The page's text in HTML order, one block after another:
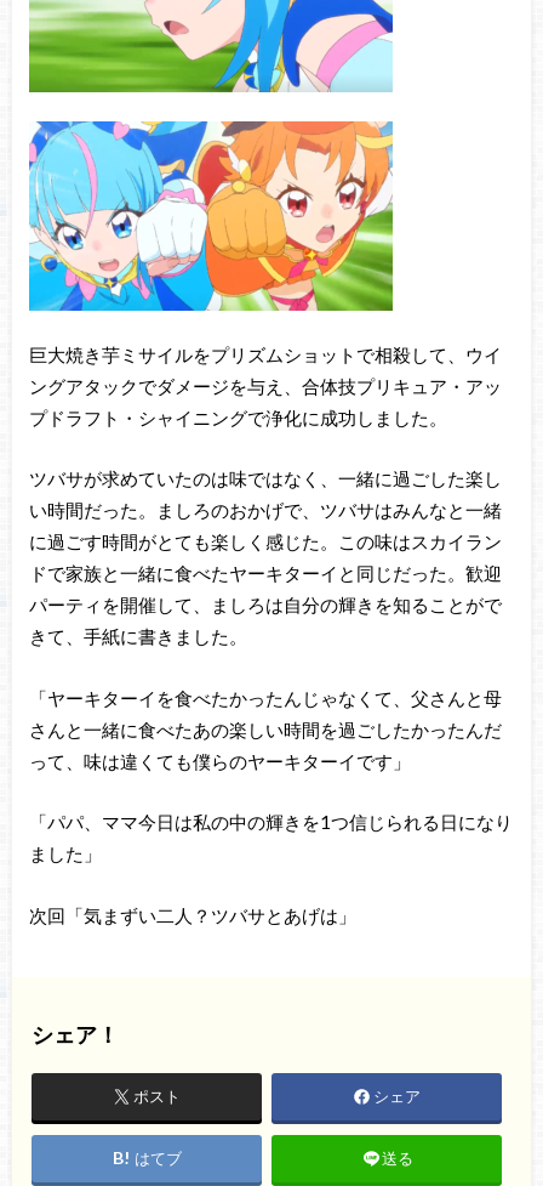
巨大焼き芋ミサイルをプリズムショットで相殺して、ウイ
ングアタックでダメージを与え、合体技プリキュア・アッ
プドラフト・シャイニングで浄化に成功しました。
ツバサが求めていたのは味ではなく、一緒に過ごした楽し
い時間だった。ましろのおかげで、ツバサはみんなと一緒
に過ごす時間がとても楽しく感じた。この味はスカイラン
ドで家族と一緒に食べたヤーキターイと同じだった。歓迎
パーティを開催して、ましろは自分の輝きを知ることがで
きて、手紙に書きました。
「ヤーキターイを食べたかったんじゃなくて、父さんと母
さんと一緒に食べたあの楽しい時間を過ごしたかったんだ
って、味は違くても僕らのヤーキターイです」
「パパ、ママ今日は私の中の輝きを1つ信じられる日になり
ました」
次回「気まずい二人？ツバサとあげは」
シェア！
ポスト シェア
はてブ 送る